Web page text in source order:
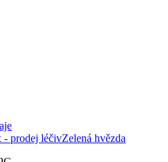
- prodej léčivZelená hvězda